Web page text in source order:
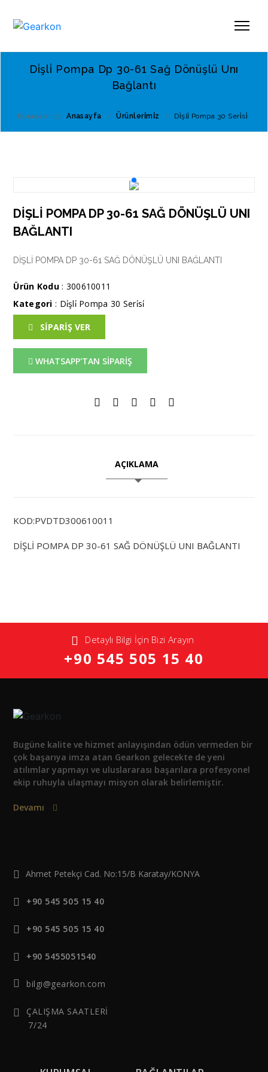
Di̇şli̇ Pompa Dp 30-61 Sağ Dönüşlü Unı
Bağlantı
Buradasınız: Anasayfa / Ürünleri̇mi̇z / Di̇şli̇ Pompa 30 Seri̇si̇
DİŞLİ POMPA DP 30-61 SAĞ DÖNÜŞLÜ UNI
BAĞLANTI
DİŞLİ POMPA DP 30-61 SAĞ DÖNÜŞLÜ UNI BAĞLANTI
Ürün Kodu: 300610011
Kategori : Di̇şli̇ Pompa 30 Seri̇si̇
SİPARİŞ VER
WHATSAPP'TAN SİPARİŞ
AÇIKLAMA
KOD:PVDTD300610011
DİŞLİ POMPA DP 30-61 SAĞ DÖNÜŞLÜ UNI BAĞLANTI
Detaylı Bilgi İçin Bizi Arayın
+90 545 505 15 40
Bugüne kalite ve hizmet anlayışından ödün vermeden bir
çok başarıya imza atan Gearkon gelecekte de yeni
atılımlar yapmayı ve uluslararası başarılara profesyonel
ekip ruhuyla ulaşmayı misyon olarak belirlemiştir.
Devamı
Ahmet Petekçi Cad. No:15/B Karatay/KONYA
+90 545 505 15 40
+90 545 505 15 40
+90 5455051540
bilgi@gearkon.com
ÇALIŞMA SAATLERİ
7/24